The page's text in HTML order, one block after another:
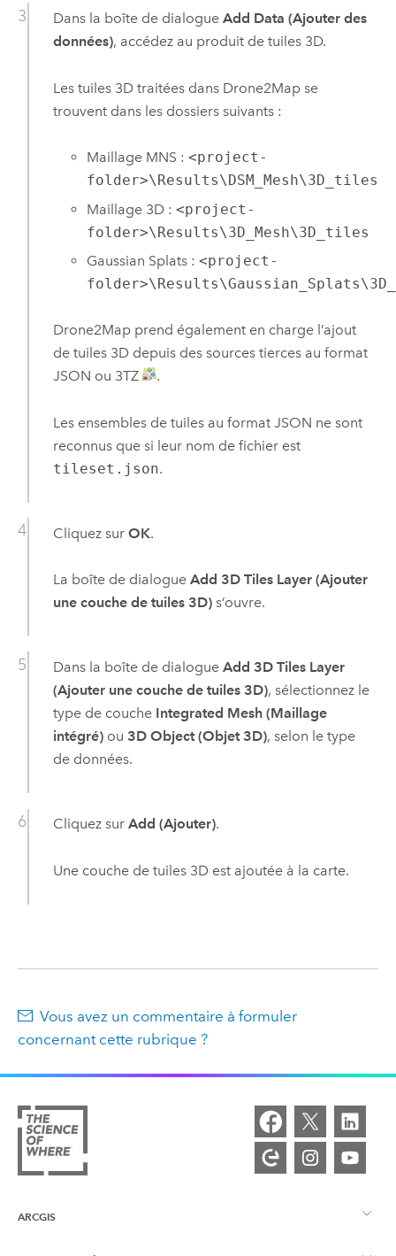
Dans la boîte de dialogue Add Data (Ajouter des
données), accédez au produit de tuiles 3D.
Les tuiles 3D traitées dans Drone2Mapse
trouvent dans les dossiers suivants :
Maillage MNS :<project-
folder>\Results\DSM_Mesh\3D_tiles
Maillage 3D :<project-
folder>\Results\3D_Mesh\3D_tiles
Gaussian Splats :<project-
Drone2Mapprend également en charge l’ajout
de tuiles 3D depuis des sources tierces au format
JSON ou 3TZ
.
Les ensembles de tuiles au format JSON ne sont
reconnus que si leur nom de fichier est
tileset.json.
Cliquez sur OK.
La boîte de dialogue Add 3D Tiles Layer (Ajouter
une couche de tuiles 3D)s’ouvre.
Dans la boîte de dialogue Add 3D Tiles Layer
(Ajouter une couche de tuiles 3D), sélectionnez le
type de couche Integrated Mesh (Maillage
intégré)ou 3D Object (Objet 3D), selon le type
de données.
Cliquez sur Add (Ajouter).
Une couche de tuiles 3D est ajoutée à la carte.
Vous avez un commentaire à formuler
concernant cette rubrique ?
ARCGIS